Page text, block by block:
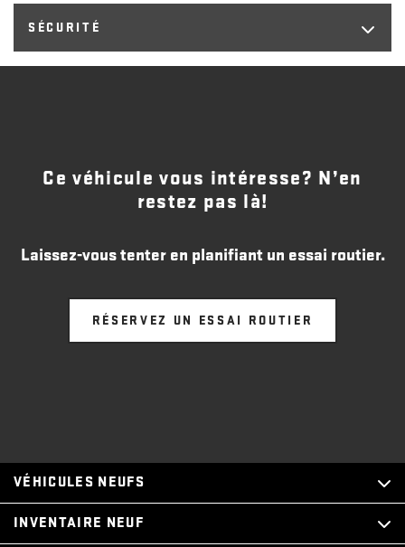
SÉCURITÉ
Ce véhicule vous intéresse? N’en
restez pas là!
Laissez-vous tenter en planifiant un essai routier.
RÉSERVEZ UN ESSAI ROUTIER
VÉHICULES NEUFS
INVENTAIRE NEUF